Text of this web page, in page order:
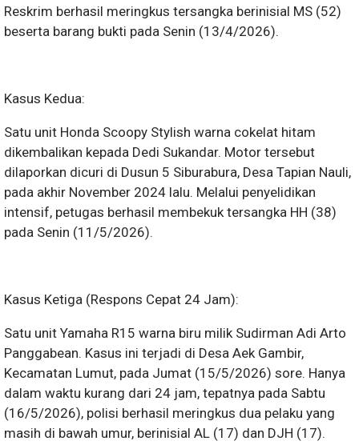
Reskrim berhasil meringkus tersangka berinisial MS (52)
beserta barang bukti pada Senin (13/4/2026).
Kasus Kedua:
Satu unit Honda Scoopy Stylish warna cokelat hitam
dikembalikan kepada Dedi Sukandar. Motor tersebut
dilaporkan dicuri di Dusun 5 Siburabura, Desa Tapian Nauli,
pada akhir November 2024 lalu. Melalui penyelidikan
intensif, petugas berhasil membekuk tersangka HH (38)
pada Senin (11/5/2026).
Kasus Ketiga (Respons Cepat 24 Jam):
Satu unit Yamaha R15 warna biru milik Sudirman Adi Arto
Panggabean. Kasus ini terjadi di Desa Aek Gambir,
Kecamatan Lumut, pada Jumat (15/5/2026) sore. Hanya
dalam waktu kurang dari 24 jam, tepatnya pada Sabtu
(16/5/2026), polisi berhasil meringkus dua pelaku yang
masih di bawah umur, berinisial AL (17) dan DJH (17).